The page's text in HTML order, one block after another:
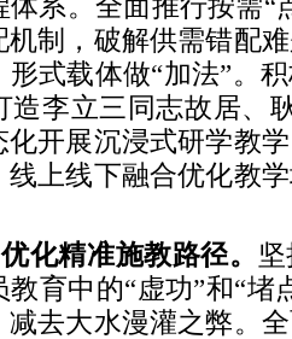
制，破解供需错配
式载体做“加法”。
造李立三同志故居、
开展沉浸式研学教
线上线下融合优化教
化精准施教路径。
育中的“虚功”和“堵
去大水漫灌之弊。